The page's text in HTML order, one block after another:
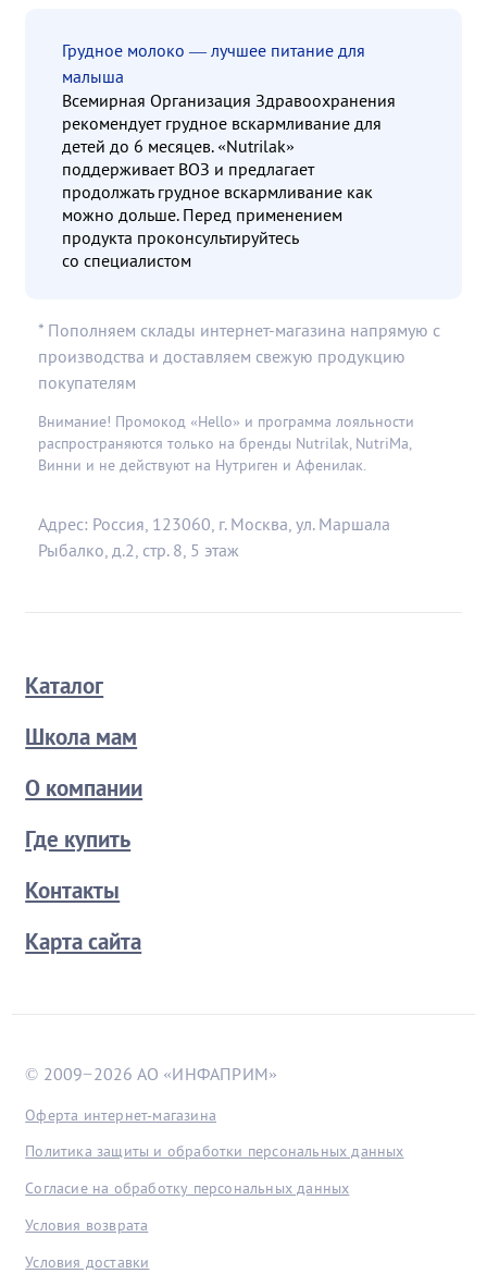
Грудное молоко — лучшее питание для
малыша
Всемирная Организация Здравоохранения
рекомендует грудное вскармливание для
детей до 6 месяцев. «Nutrilak»
поддерживает ВОЗ и предлагает
продолжать грудное вскармливание как
можно дольше. Перед применением
продукта проконсультируйтесь
со специалистом
* Пополняем склады интернет-магазина напрямую с
производства и доставляем свежую продукцию
покупателям
Внимание! Промокод «Hello» и программа лояльности
распространяются только на бренды Nutrilak, NutriMa,
Винни и не действуют на Нутриген и Афенилак.
Адрес: Россия, 123060, г. Москва, ул. Маршала
Рыбалко, д.2, стр. 8, 5 этаж
Каталог
Школа мам
О компании
Где купить
Контакты
Карта сайта
© 2009−2026 АО «ИНФАПРИМ»
Оферта интернет-магазина
Политика защиты и обработки персональных данных
Согласие на обработку персональных данных
Условия возврата
Условия доставки